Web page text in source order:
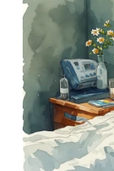
LÍBÍ
Abychom mohli